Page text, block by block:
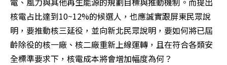
核電占比達到10~12%的候選人，也應誠實跟屏東民眾說
明，要推動核三延役，並向新北民眾說明，要如何將已屆
齡除役的核一廠、核二廠重新上線運轉，且在符合各類安
全標準要求下，核電成本將會增加幅度為何？